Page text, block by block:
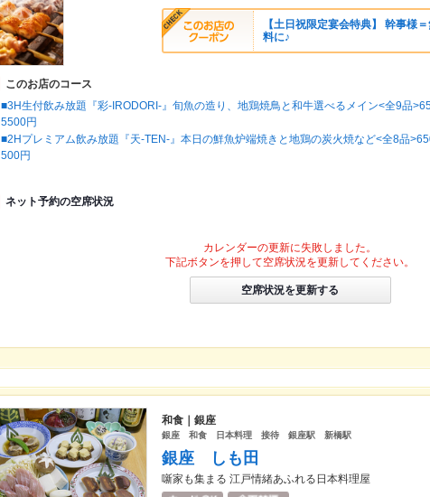
【土日祝限定宴会特典】 幹事様
料に♪
このお店のコース
■3H生付飲み放題『彩-IRODORI-』旬魚の造り、地鶏焼鳥と和牛選べるメイン<全9品
5500円
■2Hプレミアム飲み放題『天-TEN-』本日の鮮魚炉端焼きと地鶏の炭火焼など<全8品
500円
ネット予約の空席状況
カレンダーの更新に失敗しました。
下記ボタンを押して空席状況を更新してください。
空席状況を更新する
和食｜銀座
銀座 和食 日本料理 接待 銀座駅 新橋駅
銀座 しも田
噺家も集まる 江戸情緒あふれる日本料理屋